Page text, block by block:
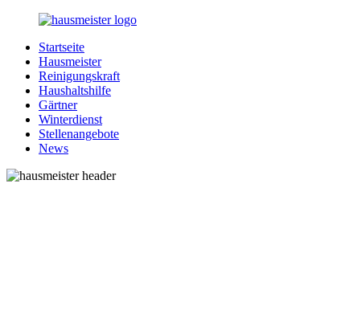
Zurück
Inhalt
Hausmeister.de
Alles
rund
Ihren
Haushalt
Startseite
Hausmeister
Reinigungskraft
Haushaltshilfe
Gärtner
Winterdienst
Stellenangebote
News